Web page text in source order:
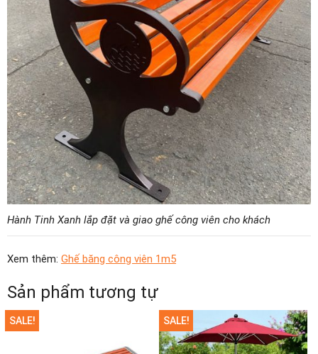
Hành Tinh Xanh lắp đặt và giao ghế công viên cho khách
Xem thêm: Ghế băng công viên 1m5
Sản phẩm tương tự
SALE! SALE!